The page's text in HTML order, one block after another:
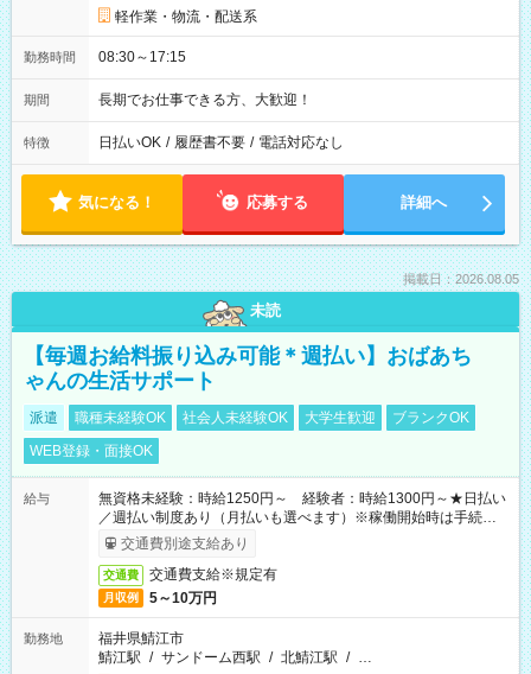
軽作業・物流・配送系
勤務時間 08:30～17:15
期間 長期でお仕事できる方、大歓迎！
特徴 日払いOK / 履歴書不要 / 電話対応なし
気になる！ 応募する 詳細へ
掲載日：2026.08.05
未読
【毎週お給料振り込み可能＊週払い】おばあち
ゃんの生活サポート
派遣 職種未経験OK 社会人未経験OK 大学生歓迎
ブランクOK
WEB登録・面接OK
給与
無資格未経験：時給1250円～ 経験者：時給1300円～★日払い
／週払い制度あり（月払いも選べます）※稼働開始時は手続き完
了次第のお支払いとなります。
交通費別途支給あり
交通費 交通費支給※規定有
月収例 5～10万円
勤務地
福井県鯖江市
鯖江駅 / サンドーム西駅 / 北鯖江駅 / …